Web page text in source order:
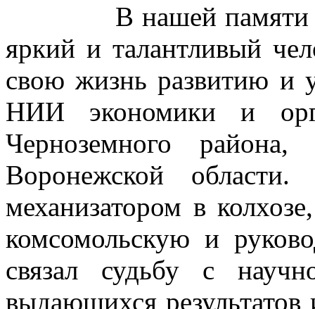
В нашей памяти
яркий и талантливый
свою жизнь развитию и
НИИ экономики и
Черноземного
Воронежской
механизатором в
комсомольскую и
связал судьбу с
выдающихся